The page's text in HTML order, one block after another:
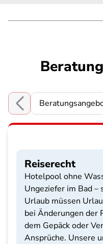
Choose a section
Reiserecht
Hotelpool ohne
Ungeziefer im Bad
Urlaub müssen
bei Änderungen der
dem Gepäck oder
Ansprüche. Unsere